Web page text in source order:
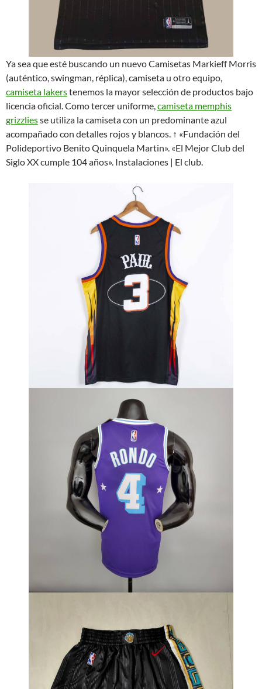
Ya sea que esté buscando un nuevo Camisetas Markieff Morris
(auténtico, swingman, réplica), camiseta u otro equipo,
camiseta lakerstenemos la mayor selección de productos bajo
licencia oficial. Como tercer uniforme,camiseta memphis
grizzliesse utiliza la camiseta con un predominante azul
acompañado con detalles rojos y blancos. ↑ «Fundación del
Polideportivo Benito Quinquela Martin». «El Mejor Club del
Siglo XX cumple 104 años». Instalaciones | El club.